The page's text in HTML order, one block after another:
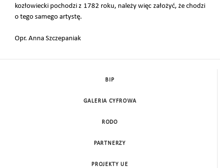
kozłowiecki pochodzi z 1782 roku, należy więc założyć, że chodzi
o tego samego artystę.
Opr. Anna Szczepaniak
BIP
GALERIA CYFROWA
RODO
PARTNERZY
PROJEKTY UE